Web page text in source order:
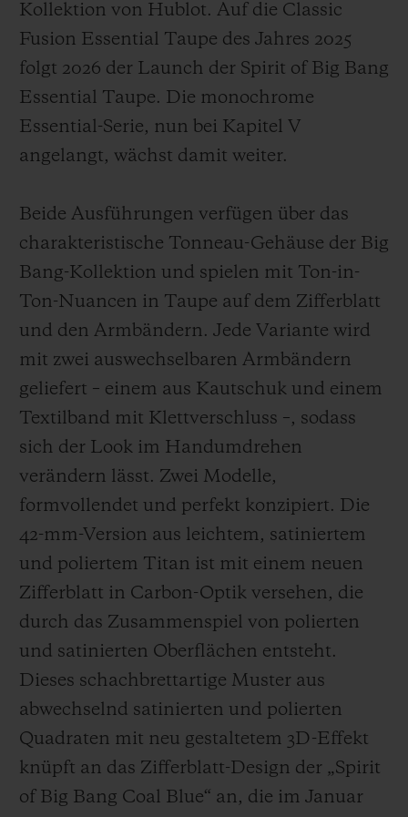
Kollektion von Hublot. Auf die Classic
Fusion Essential Taupe des Jahres 2025
folgt 2026 der Launch der Spirit of Big Bang
Essential Taupe. Die monochrome
Essential-Serie, nun bei Kapitel V
angelangt, wächst damit weiter.
Beide Ausführungen verfügen über das
charakteristische Tonneau-Gehäuse der Big
Bang-Kollektion und spielen mit Ton-in-
Ton-Nuancen in Taupe auf dem Zifferblatt
und den Armbändern. Jede Variante wird
mit zwei auswechselbaren Armbändern
geliefert – einem aus Kautschuk und einem
Textilband mit Klettverschluss –, sodass
sich der Look im Handumdrehen
verändern lässt. Zwei Modelle,
formvollendet und perfekt konzipiert. Die
42-mm-Version aus leichtem, satiniertem
und poliertem Titan ist mit einem neuen
Zifferblatt in Carbon-Optik versehen, die
durch das Zusammenspiel von polierten
und satinierten Oberflächen entsteht.
Dieses schachbrettartige Muster aus
abwechselnd satinierten und polierten
Quadraten mit neu gestaltetem 3D-Effekt
knüpft an das Zifferblatt-Design der „Spirit
of Big Bang Coal Blue“ an, die im Januar